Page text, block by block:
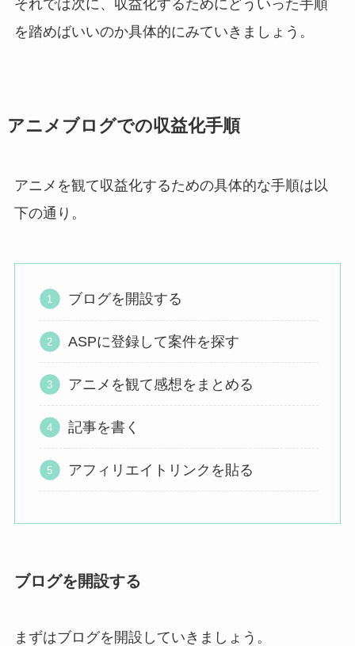
それでは次に、収益化するためにどういった手順
を踏めばいいのか具体的にみていきましょう。
アニメブログでの収益化手順
アニメを観て収益化するための具体的な手順は以
下の通り。
ブログを開設する
ASPに登録して案件を探す
アニメを観て感想をまとめる
記事を書く
アフィリエイトリンクを貼る
ブログを開設する
まずはブログを開設していきましょう。